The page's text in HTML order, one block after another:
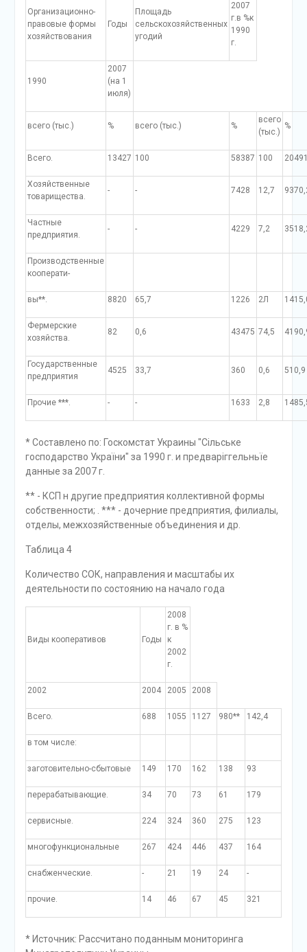
Организационно-
правовые формы
хозяйствования
Годы
Площадь
сельскохозяйственных
угодий
2007
г.в %к
1990
г.
1990
2007
(на 1
июля)
всего (тыс.) % всего (тыс.) %
всего
(тыс.)
%
Всего. 13427 100 58387 100
Хозяйственные
товарищества.
- - 7428 12,7
Частные
предприятия.
- - 4229 7,2
Производственные
кооперати-
вы**. 8820 65,7 1226 2Л
Фермерские
хозяйства.
82 0,6 43475 74,5
Государственные
предприятия
4525 33,7 360 0,6 510,9
Прочие ***. - - 1633 2,8
* Составлено по: Госкомстат Украины "Сільське
господарство України" за 1990 г. и предваріггельньїе
данные за 2007 г.
** - КСП н другие предприятия коллективной формы
собственности; . *** - дочерние предприятия, филиалы,
отделы, межхозяйственные объединения и др.
Таблица 4
Количество СОК, направления и масштабы их
деятельности по состоянию на начало года
Виды кооперативов Годы
2008
г. в %
к
2002
г.
2002 2004 2005 2008
Всего. 688 1055 1127 980** 142,4
в том числе:
заготовительно-сбытовые 149 170 162 138 93
перерабатывающие. 34 70 73 61 179
сервисные. 224 324 360 275 123
многофункциональные 267 424 446 437 164
снабженческие. - 21 19 24 -
прочие. 14 46 67 45 321
* Источник: Рассчитано поданным мониторинга